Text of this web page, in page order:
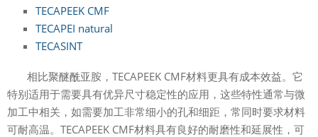
TECAPEEK CMF
TECAPEI natural
TECASINT
相比聚醚酰亚胺，TECAPEEK CMF材料更具有成本效益。它
特别适用于需要具有优异尺寸稳定性的应用，这些特性通常与微
加工中相关，如需要加工非常细小的孔和细距，常同时要求材料
可耐高温。TECAPEEK CMF材料具有良好的耐磨性和延展性，可